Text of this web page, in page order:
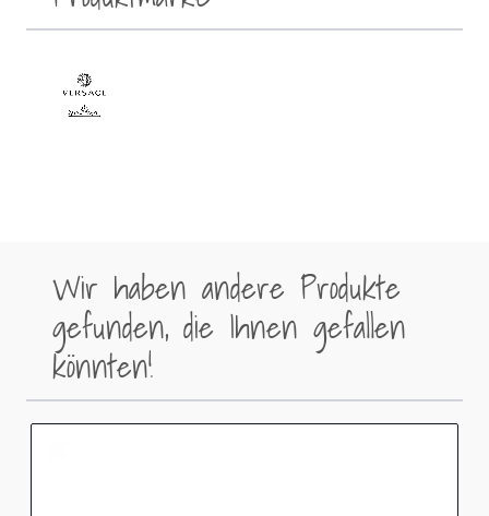
Wir haben andere Produkte
gefunden, die Ihnen gefallen
könnten!